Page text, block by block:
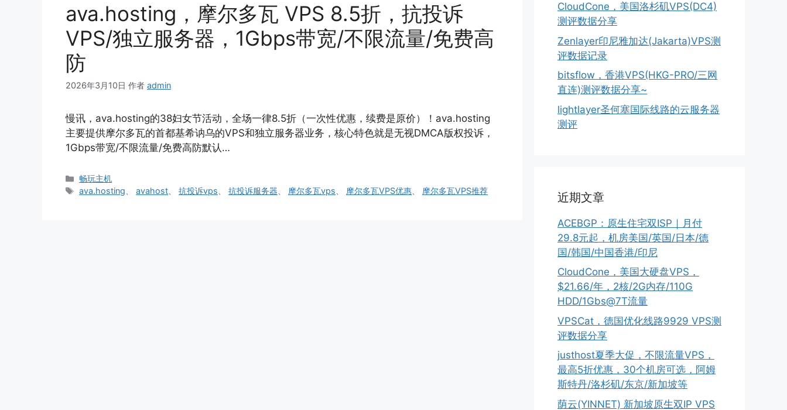
ava.hosting，摩尔多瓦 VPS 8.5折，抗投诉
VPS/独立服务器，1Gbps带宽/不限流量/免费高
防
2026年3月10日 作者 admin
慢讯，ava.hosting的38妇女节活动，全场一律8.5折（一次性优惠，续费是原价）！ava.hosting
主要提供摩尔多瓦的首都基希讷乌的VPS和独立服务器业务，核心特色就是无视DMCA版权投诉，
1Gbps带宽/不限流量/免费高防默认…
分
类
畅玩主机
标
ava.hosting 、avahost 、抗投诉vps 、抗投诉服务器 摩尔多瓦vps 摩尔多瓦VPS优惠 摩尔多瓦VPS推荐
CloudCone，美国洛杉矶VPS(DC4)
测评数据分享
Zenlayer印尼雅加达(Jakarta)VPS测
评数据记录
bitsflow，香港VPS(HKG-PRO/三网
直连)测评数据分享~
lightlayer圣何塞国际线路的云服务器
测评
近期文章
ACEBGP：原生住宅双ISP｜月付
29.8元起，机房美国/英国/日本/德
国/韩国/中国香港/印尼
CloudCone，美国大硬盘VPS，
$21.66/年，2核/2G内存/110G
HDD/1Gbs@7T流量
VPSCat，德国优化线路9929 VPS测
评数据分享
justhost夏季大促，不限流量VPS，
最高5折优惠，30个机房可选，阿姆
斯特丹/洛杉矶/东京/新加坡等
荫云(YINNET) 新加坡原生双IP VPS